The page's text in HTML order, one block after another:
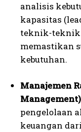
analisis
kapasitas
teknik-teknik
memastikan
kebutuhan.
Manajemen
pengelolaan
keuangan